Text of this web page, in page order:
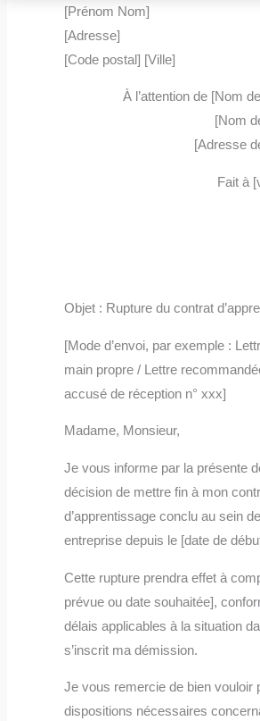
[Prénom Nom]
[Adresse]
[Code postal] [Ville]
À l’attention de [Nom
[Nom
[Adresse
Fait à
Objet : Rupture du contrat
[Mode d’envoi, par exemple :
main propre / Lettre
accusé de réception n° xxx]
Madame, Monsieur,
Je vous informe par la présente
décision de mettre fin à mon
d’apprentissage conclu au sein
entreprise depuis le [date de
Cette rupture prendra effet à
prévue ou date souhaitée],
délais applicables à la situation
s’inscrit ma démission.
Je vous remercie de bien vouloir
dispositions nécessaires